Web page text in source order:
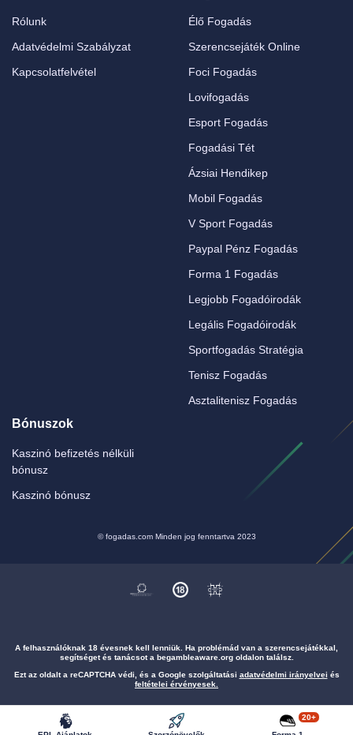
Rólunk
Adatvédelmi Szabályzat
Kapcsolatfelvétel
Élő Fogadás
Szerencsejáték Online
Foci Fogadás
Lovifogadás
Esport Fogadás
Fogadási Tét
Ázsiai Hendikep
Mobil Fogadás
V Sport Fogadás
Paypal Pénz Fogadás
Forma 1 Fogadás
Legjobb Fogadóirodák
Legális Fogadóirodák
Sportfogadás Stratégia
Tenisz Fogadás
Asztalitenisz Fogadás
Bónuszok
Kaszinó befizetés nélküli
bónusz
Kaszinó bónusz
© fogadas.com Minden jog fenntartva 2023
A felhasználóknak 18 évesnek kell lenniük. Ha problémád van a szerencsejátékkal,
segítséget és tanácsot a begambleaware.org oldalon találsz.
Ezt az oldalt a reCAPTCHA védi, és a Google szolgáltatási adatvédelmi irányelvei és
feltételei érvényesek.
20+